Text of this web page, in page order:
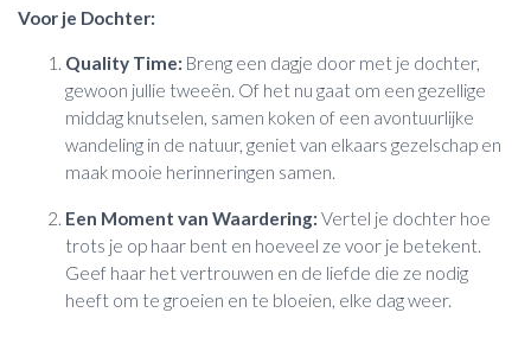
Voor je Dochter:
Quality Time: Breng een dagje door met je dochter,
gewoon jullie tweeën. Of het nu gaat om een gezellige
middag knutselen, samen koken of een avontuurlijke
wandeling in de natuur, geniet van elkaars gezelschap en
maak mooie herinneringen samen.
Een Moment van Waardering: Vertel je dochter hoe
trots je op haar bent en hoeveel ze voor je betekent.
Geef haar het vertrouwen en de liefde die ze nodig
heeft om te groeien en te bloeien, elke dag weer.